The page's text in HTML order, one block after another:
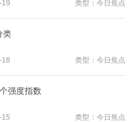
19 类型：今日焦点
类
18 类型：今日焦点
强度指数
15 类型：今日焦点